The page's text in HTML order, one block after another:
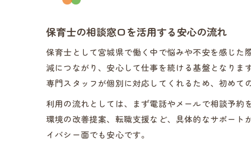
保育士の相談窓口を活用する安心の流れ
保育士として宮城県で働く中で悩みや不安を感じ
減につながり、安心して仕事を続ける基盤となりま
専門スタッフが個別に対応してくれるため、初めて
利用の流れとしては、まず電話やメールで相談予
環境の改善提案、転職支援など、具体的なサポート
イバシー面でも安心です。